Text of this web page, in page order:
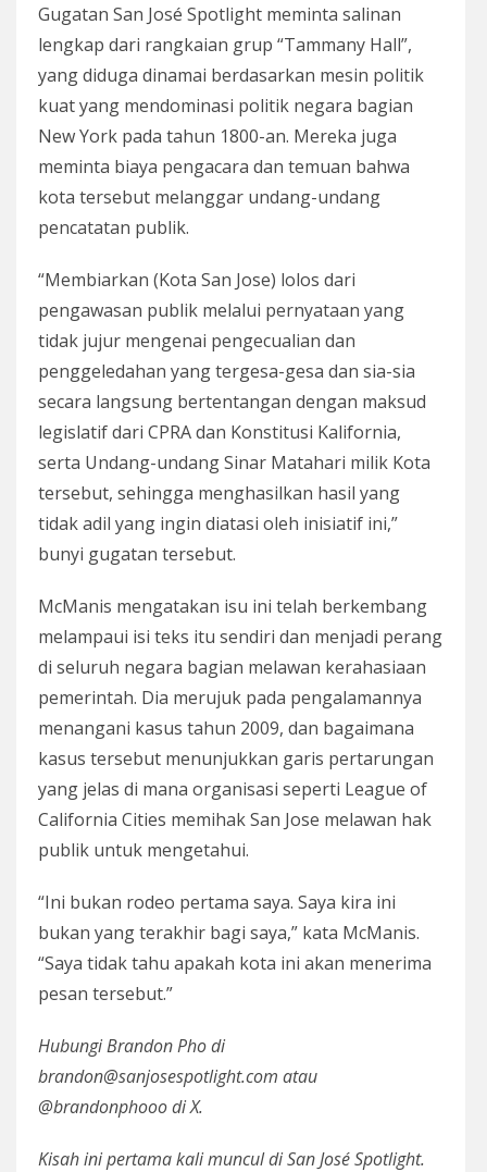
Gugatan San José Spotlight meminta salinan
lengkap dari rangkaian grup “Tammany Hall”,
yang diduga dinamai berdasarkan mesin politik
kuat yang mendominasi politik negara bagian
New York pada tahun 1800-an. Mereka juga
meminta biaya pengacara dan temuan bahwa
kota tersebut melanggar undang-undang
pencatatan publik.
“Membiarkan (Kota San Jose) lolos dari
pengawasan publik melalui pernyataan yang
tidak jujur ​​mengenai pengecualian dan
penggeledahan yang tergesa-gesa dan sia-sia
secara langsung bertentangan dengan maksud
legislatif dari CPRA dan Konstitusi Kalifornia,
serta Undang-undang Sinar Matahari milik Kota
tersebut, sehingga menghasilkan hasil yang
tidak adil yang ingin diatasi oleh inisiatif ini,”
bunyi gugatan tersebut.
McManis mengatakan isu ini telah berkembang
melampaui isi teks itu sendiri dan menjadi perang
di seluruh negara bagian melawan kerahasiaan
pemerintah. Dia merujuk pada pengalamannya
menangani kasus tahun 2009, dan bagaimana
kasus tersebut menunjukkan garis pertarungan
yang jelas di mana organisasi seperti League of
California Cities memihak San Jose melawan hak
publik untuk mengetahui.
“Ini bukan rodeo pertama saya. Saya kira ini
bukan yang terakhir bagi saya,” kata McManis.
“Saya tidak tahu apakah kota ini akan menerima
pesan tersebut.”
Hubungi Brandon Pho di
brandon@sanjosespotlight.com atau
@brandonphooo di X.
Kisah ini pertama kali muncul di San José Spotlight.